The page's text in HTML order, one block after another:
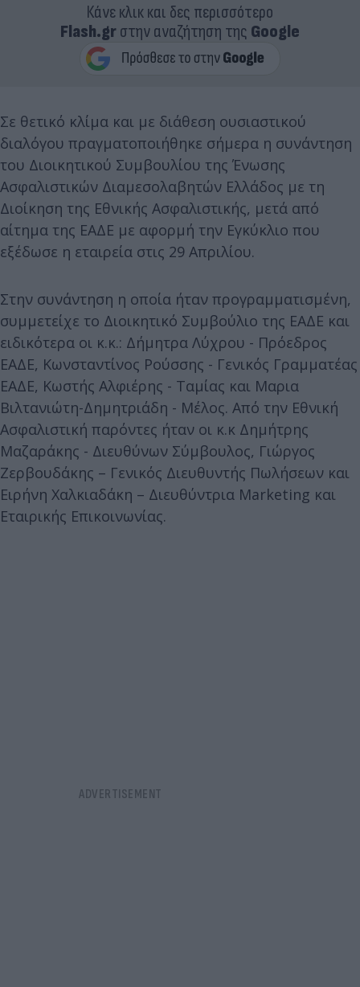
Κάνε κλικ και δες περισσότερο
Flash.grστην αναζήτηση της Google
Σε θετικό κλίμα και με διάθεση ουσιαστικού
διαλόγου πραγματοποιήθηκε σήμερα η συνάντηση
του Διοικητικού Συμβουλίου της Ένωσης
Ασφαλιστικών Διαμεσολαβητών Ελλάδος με τη
Διοίκηση της Εθνικής Ασφαλιστικής, μετά από
αίτημα της ΕΑΔΕ με αφορμή την Εγκύκλιο που
εξέδωσε η εταιρεία στις 29 Απριλίου.
Στην συνάντηση η οποία ήταν προγραμματισμένη,
συμμετείχε το Διοικητικό Συμβούλιο της ΕΑΔΕ και
ειδικότερα οι κ.κ.: Δήμητρα Λύχρου - Πρόεδρος
ΕΑΔΕ, Κωνσταντίνος Ρούσσης - Γενικός Γραμματέας
ΕΑΔΕ, Κωστής Αλφιέρης - Ταμίας και Μαρια
Βιλτανιώτη-Δημητριάδη - Μέλος. Από την Εθνική
Ασφαλιστική παρόντες ήταν οι κ.κ Δημήτρης
Μαζαράκης - Διευθύνων Σύμβουλος, Γιώργος
Ζερβουδάκης – Γενικός Διευθυντής Πωλήσεων και
Ειρήνη Χαλκιαδάκη – Διευθύντρια Marketing και
Εταιρικής Επικοινωνίας.